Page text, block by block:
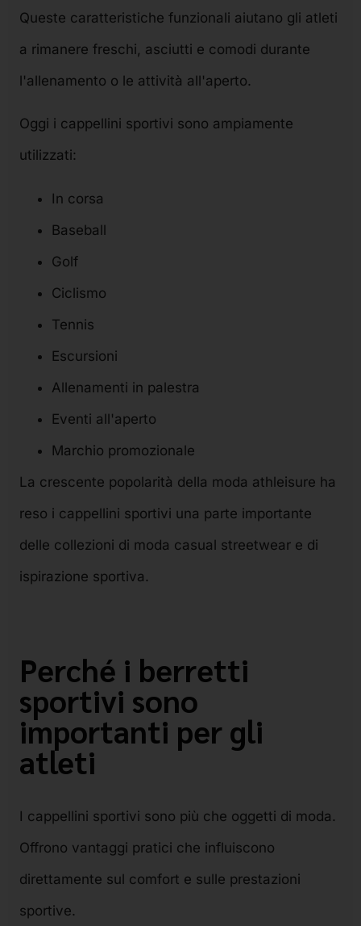
Queste caratteristiche funzionali aiutano gli atleti
a rimanere freschi, asciutti e comodi durante
l'allenamento o le attività all'aperto.
Oggi i cappellini sportivi sono ampiamente
utilizzati:
In corsa
Baseball
Golf
Ciclismo
Tennis
Escursioni
Allenamenti in palestra
Eventi all'aperto
Marchio promozionale
La crescente popolarità della moda athleisure ha
reso i cappellini sportivi una parte importante
delle collezioni di moda casual streetwear e di
ispirazione sportiva.
Perché i berretti
sportivi sono
importanti per gli
atleti
I cappellini sportivi sono più che oggetti di moda.
Offrono vantaggi pratici che influiscono
direttamente sul comfort e sulle prestazioni
sportive.